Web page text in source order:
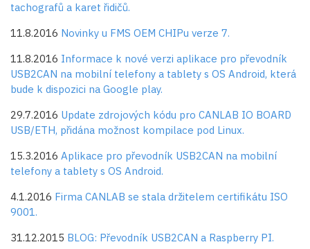
tachografů a karet řidičů.
11.8.2016 Novinky u FMS OEM CHIPu verze 7.
11.8.2016 Informace k nové verzi aplikace pro převodník
USB2CAN na mobilní telefony a tablety s OS Android, která
bude k dispozici na Google play.
29.7.2016 Update zdrojových kódu pro CANLAB IO BOARD
USB/ETH, přidána možnost kompilace pod Linux.
15.3.2016 Aplikace pro převodník USB2CAN na mobilní
telefony a tablety s OS Android.
4.1.2016 Firma CANLAB se stala držitelem certifikátu ISO
9001.
31.12.2015 BLOG: Převodník USB2CAN a Raspberry PI.